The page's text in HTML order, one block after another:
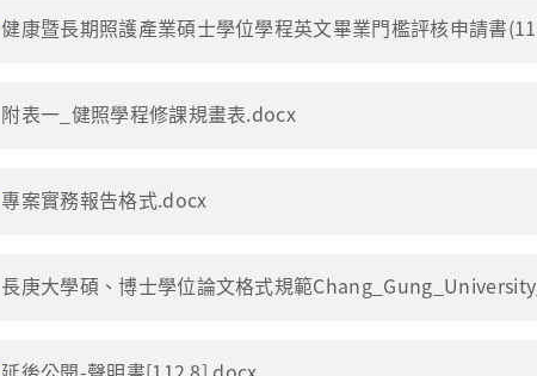
健康暨長期照護產業碩士學位學程英文畢業門檻評核申請書
附表一_健照學程修課規畫表.docx
專案實務報告格式.docx
長庚大學碩、博士學位論文格式規範